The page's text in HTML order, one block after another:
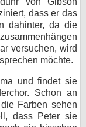
dass er das
dahinter, da die
versuchen, wird
möchte.
und findet sie
Schon an
Farben sehen
dass Peter sie